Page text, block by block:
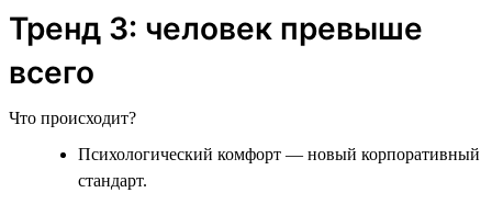
Тренд 3: человек превыше
всего
Что происходит?
Психологический комфорт — новый корпоративный
стандарт.